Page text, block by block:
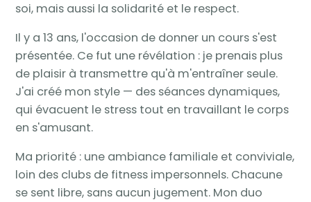
soi, mais aussi la solidarité et le respect.
Il y a 13 ans, l'occasion de donner un cours s'est
présentée. Ce fut une révélation : je prenais plus
de plaisir à transmettre qu'à m'entraîner seule.
J'ai créé mon style — des séances dynamiques,
qui évacuent le stress tout en travaillant le corps
en s'amusant.
Ma priorité : une ambiance familiale et conviviale,
loin des clubs de fitness impersonnels. Chacune
se sent libre, sans aucun jugement. Mon duo